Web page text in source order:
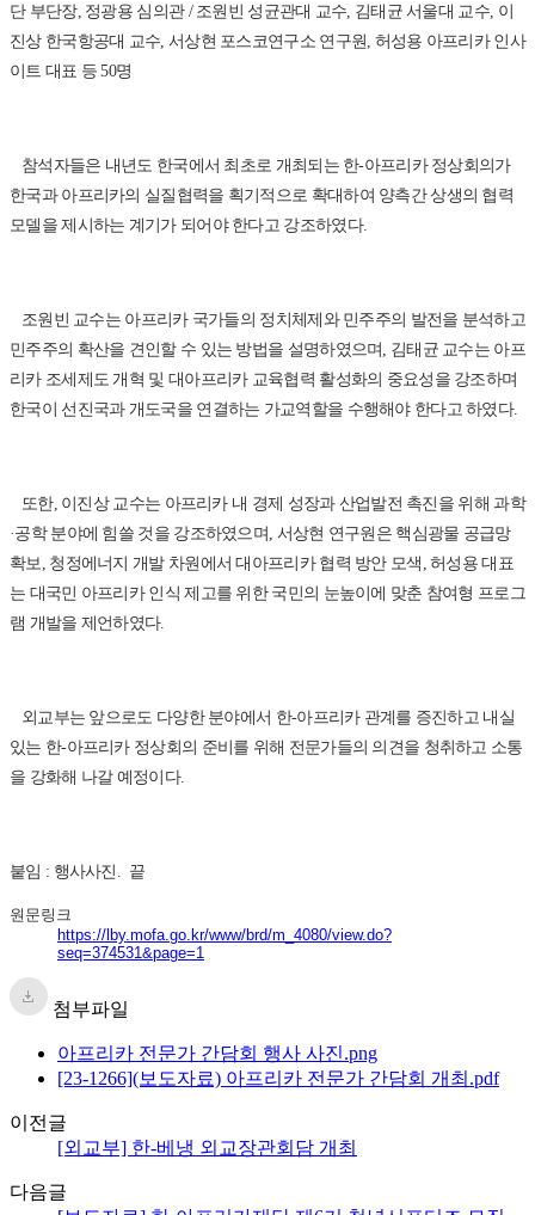
단 부단장, 정광용 심의관 / 조원빈 성균관대 교수, 김태균 서울대 교수, 이
진상 한국항공대 교수, 서상현 포스코연구소 연구원, 허성용 아프리카 인사
이트 대표 등 50명
참석자들은 내년도 한국에서 최초로 개최되는 한-아프리카 정상회의가
한국과 아프리카의 실질협력을 획기적으로 확대하여 양측간 상생의 협력
모델을 제시하는 계기가 되어야 한다고 강조하였다.
조원빈 교수는 아프리카 국가들의 정치체제와 민주주의 발전을 분석하고
민주주의 확산을 견인할 수 있는 방법을 설명하였으며, 김태균 교수는 아프
리카 조세제도 개혁 및 대아프리카 교육협력 활성화의 중요성을 강조하며
한국이 선진국과 개도국을 연결하는 가교역할을 수행해야 한다고 하였다.
또한, 이진상 교수는 아프리카 내 경제 성장과 산업발전 촉진을 위해 과학
·공학 분야에 힘쓸 것을 강조하였으며, 서상현 연구원은 핵심광물 공급망
확보, 청정에너지 개발 차원에서 대아프리카 협력 방안 모색, 허성용 대표
는 대국민 아프리카 인식 제고를 위한 국민의 눈높이에 맞춘 참여형 프로그
램 개발을 제언하였다.
외교부는 앞으로도 다양한 분야에서 한-아프리카 관계를 증진하고 내실
있는 한-아프리카 정상회의 준비를 위해 전문가들의 의견을 청취하고 소통
을 강화해 나갈 예정이다.
붙임 : 행사사진. 끝
원문링크
https://lby.mofa.go.kr/www/brd/m_4080/view.do?
seq=374531&page=1
첨부파일
아프리카 전문가 간담회 행사 사진.png
[23-1266](보도자료) 아프리카 전문가 간담회 개최.pdf
이전글
[외교부] 한-베냉 외교장관회담 개최
다음글